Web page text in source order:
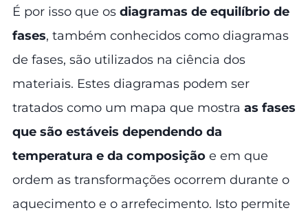
É por isso que os diagramas de equilíbrio de
fases, também conhecidos como diagramas
de fases, são utilizados na ciência dos
materiais. Estes diagramas podem ser
tratados como um mapa que mostra as fases
que são estáveis dependendo da
temperatura e da composição e em que
ordem as transformações ocorrem durante o
aquecimento e o arrefecimento. Isto permite